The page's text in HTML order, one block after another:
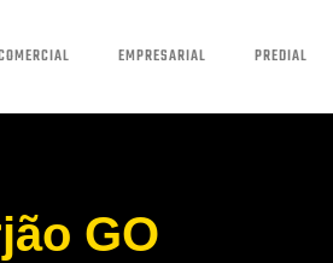
EMPRESARIAL PREDIAL
GO